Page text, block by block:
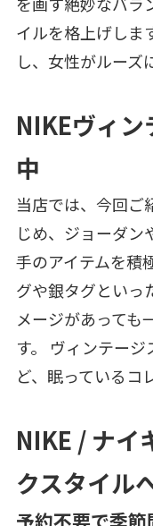
イルを格上げしま
し、女性がルーズ
NIKEヴィ
中
当店では、今回ご
じめ、ジョーダン
手のアイテムを積
グや銀タグといっ
メージがあっても
す。 ヴィンテー
ど、眠っているコ
NIKE / ナイ
クスタイル